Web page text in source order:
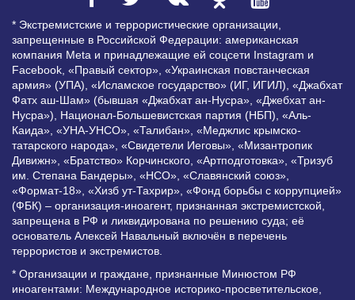
* Экстремистские и террористические организации,
запрещенные в Российской Федерации: американская
компания Meta и принадлежащие ей соцсети Instagram и
Facebook, «Правый сектор», «Украинская повстанческая
армия» (УПА), «Исламское государство» (ИГ, ИГИЛ), «Джабхат
Фатх аш-Шам» (бывшая «Джабхат ан-Нусра», «Джебхат ан-
Нусра»), Национал-Большевистская партия (НБП), «Аль-
Каида», «УНА-УНСО», «Талибан», «Меджлис крымско-
татарского народа», «Свидетели Иеговы», «Мизантропик
Дивижн», «Братство» Корчинского, «Артподготовка», «Тризуб
им. Степана Бандеры», «НСО», «Славянский союз»,
«Формат-18», «Хизб ут-Тахрир», «Фонд борьбы с коррупцией»
(ФБК) – организация-иноагент, признанная экстремистской,
запрещена в РФ и ликвидирована по решению суда; её
основатель Алексей Навальный включён в перечень
террористов и экстремистов.
* Организации и граждане, признанные Минюстом РФ
иноагентами: Международное историко-просветительское,